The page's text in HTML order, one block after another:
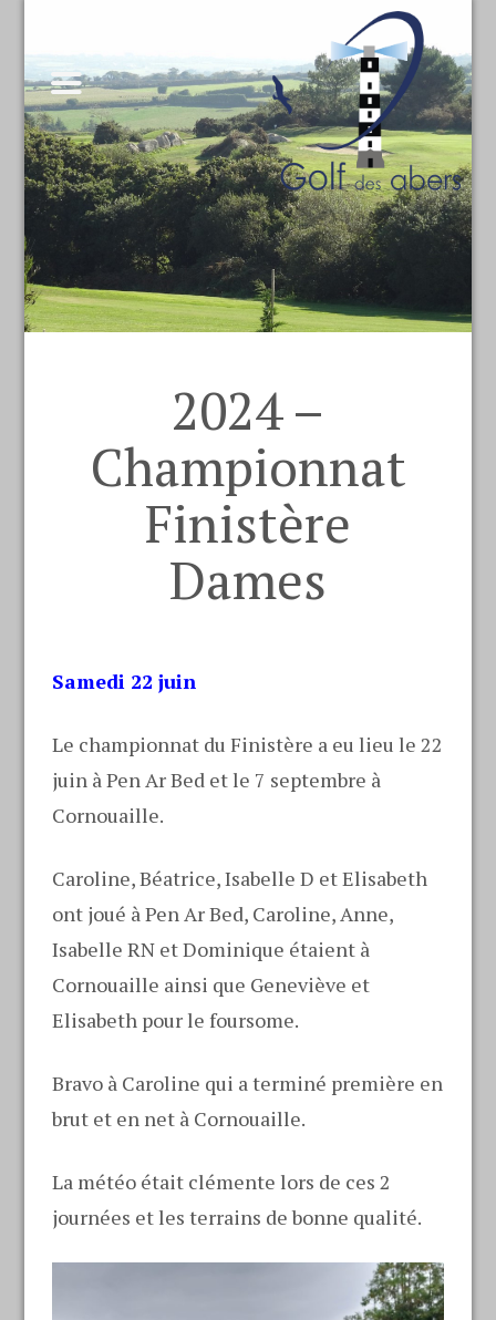
2024 –
Championnat
Finistère
Dames
Samedi 22 juin
Le championnat du Finistère a eu lieu le 22
juin à Pen Ar Bed et le 7 septembre à
Cornouaille.
Caroline, Béatrice, Isabelle D et Elisabeth
ont joué à Pen Ar Bed, Caroline, Anne,
Isabelle RN et Dominique étaient à
Cornouaille ainsi que Geneviève et
Elisabeth pour le foursome.
Bravo à Caroline qui a terminé première en
brut et en net à Cornouaille.
La météo était clémente lors de ces 2
journées et les terrains de bonne qualité.